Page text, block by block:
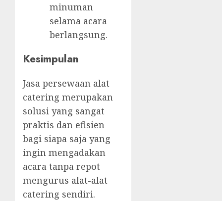
minuman
selama acara
berlangsung.
Kesimpulan
Jasa persewaan alat
catering merupakan
solusi yang sangat
praktis dan efisien
bagi siapa saja yang
ingin mengadakan
acara tanpa repot
mengurus alat-alat
catering sendiri.